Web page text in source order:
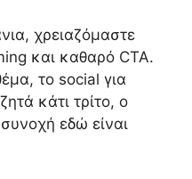
χρειαζόμαστε
και καθαρό CTA.
το social για
κάτι τρίτο, ο
εδώ είναι